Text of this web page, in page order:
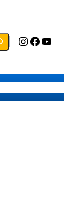
Instagram Facebook YouTube